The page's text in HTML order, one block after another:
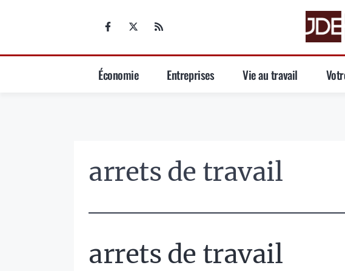
Économie Entreprises Vie au travail
arrets de travail
arrets de travail